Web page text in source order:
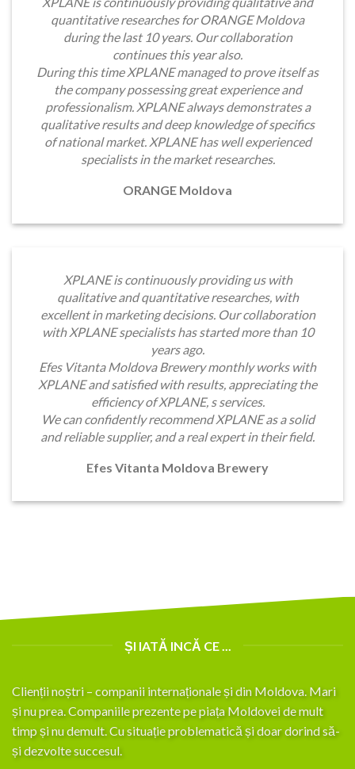
for ORANGE Moldova
10 years. Our collaboration
this year also.
managed to prove itself as
great experience and
XPLANE always demonstrates a
and deep knowledge of specifics
XPLANE has well experienced
in the market researches.
providing us with
quantitative researches, with
decisions. Our collaboration
has started more than 10
Brewery monthly works with
with results, appreciating the
of XPLANE, s services.
recommend XPLANE as a solid
and a real expert in their field.
Moldova Brewery
Our company
We consider
MASMI
company
make
We
quantitative
consisted of
completed in
yet to
ȘI IATĂ INCĂ CE ...
Clienții noștri – companii internaționale și din Moldova. Mari